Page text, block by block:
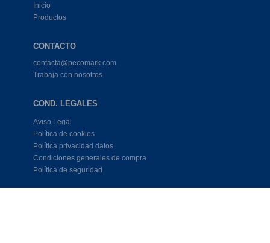
Inicio
Productos
CONTACTO
contacta@pecomark.com
Trabaja con nosotros
COND. LEGALES
Aviso Legal
Política de cookies
Política privacidad datos
Condiciones generales de compra
Política de seguridad